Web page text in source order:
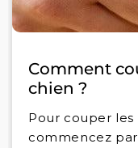
Comment
chien ?
Pour couper
commencez